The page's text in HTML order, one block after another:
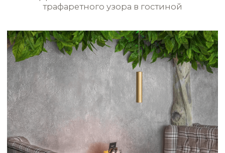
Эффект состаренных стен
с текстильным орнаментом в холле
БОЛЬШЕ